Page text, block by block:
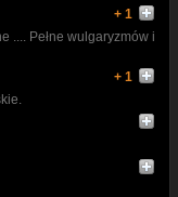
+ 1
.... Pełne wulgaryzmów i
+ 1